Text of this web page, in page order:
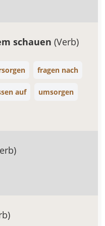
schauen(Verb)
fragen nach
auf umsorgen